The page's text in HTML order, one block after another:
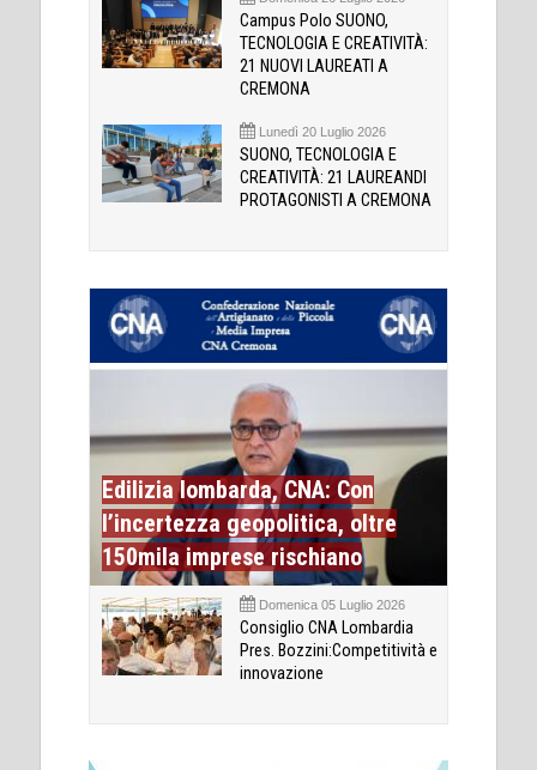
Campus Polo SUONO,
TECNOLOGIA E CREATIVITÀ:
21 NUOVI LAUREATI A
CREMONA
Lunedì 20 Luglio 2026
SUONO, TECNOLOGIA E
CREATIVITÀ: 21 LAUREANDI
PROTAGONISTI A CREMONA
Edilizia lombarda, CNA: Con
l’incertezza geopolitica, oltre
150mila imprese rischiano
Domenica 05 Luglio 2026
Consiglio CNA Lombardia
Pres. Bozzini:Competitività e
innovazione